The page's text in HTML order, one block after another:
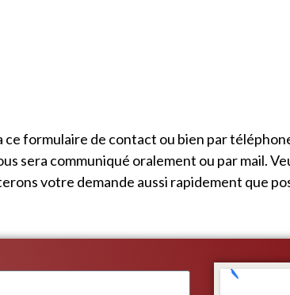
formulaire de contact ou bien par
sera communiqué oralement ou par mail.
votre demande aussi rapidement que